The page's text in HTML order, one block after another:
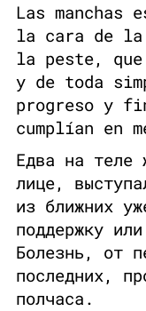
Las
la cara de la
la peste,
y de toda
progreso y
cumplían en
Едва на теле
лице,
из ближних
поддержку
Болезнь, от
последних,
полчаса.